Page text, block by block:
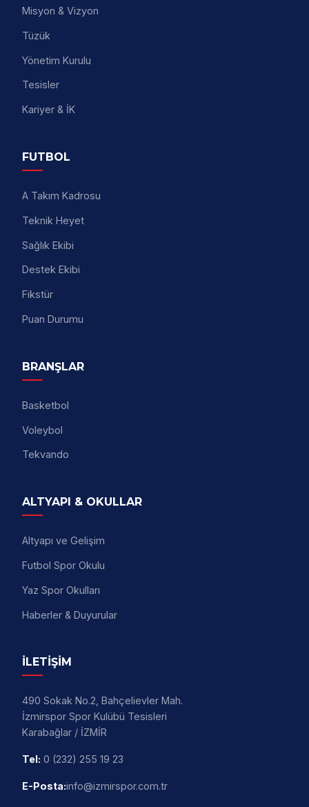
Misyon & Vizyon
Tüzük
Yönetim Kurulu
Tesisler
Kariyer & İK
FUTBOL
A Takım Kadrosu
Teknik Heyet
Sağlık Ekibi
Destek Ekibi
Fikstür
Puan Durumu
BRANŞLAR
Basketbol
Voleybol
Tekvando
ALTYAPI & OKULLAR
Altyapı ve Gelişim
Futbol Spor Okulu
Yaz Spor Okulları
Haberler & Duyurular
İLETİŞİM
490 Sokak No.2, Bahçelievler Mah.
İzmirspor Spor Kulübü Tesisleri
Karabağlar / İZMİR
Tel: 0 (232) 255 19 23
E-Posta:info@izmirspor.com.tr